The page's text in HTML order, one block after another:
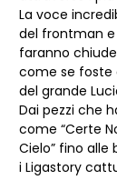
La voce
del frontman e
faranno
come se foste
del grande
Dai pezzi che
come “Certe
Cielo” fino
i Ligastory